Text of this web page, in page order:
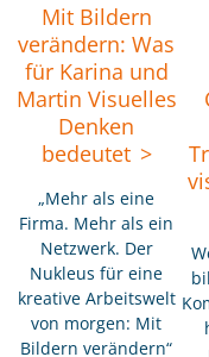
Mit Bildern
verändern: Was
für Karina und
Martin Visuelles
Denken
bedeutet
„Mehr als eine
Firma. Mehr als ein
Netzwerk. Der
Nukleus für eine
kreative Arbeitswelt
von morgen: Mit
Bildern verändern“